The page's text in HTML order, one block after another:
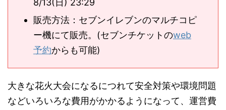
8/13(日) 23:29
販売方法：セブンイレブンのマルチコピ
ー機にて販売。(セブンチケットのweb
予約からも可能)
大きな花火大会になるにつれて安全対策や環境問題
などいろいろな費用がかかるようになって、運営費